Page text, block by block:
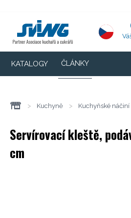
KATALOGY ČLÁNKY
> Kuchyně > Kuchyňské náčiní
Servírovací kleště,
cm